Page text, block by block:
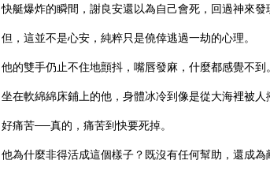
快艇爆炸的瞬間，謝良安還以為自己會死，回過神來
但，這並不是心安，純粹只是僥倖逃過一劫的心理。
他的雙手仍止不住地顫抖，嘴唇發麻，什麼都感覺不到。
坐在軟綿綿床鋪上的他，身體冰冷到像是從大海裡被
好痛苦──真的，痛苦到快要死掉。
他為什麼非得活成這個樣子？既沒有任何幫助，還成為